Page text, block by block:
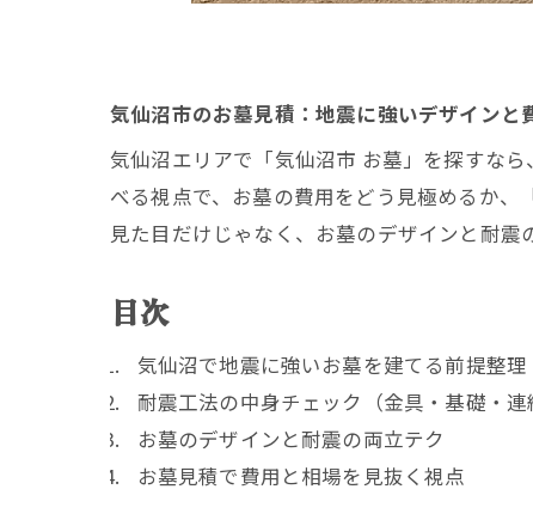
気仙沼市のお墓見積：地震に強いデザインと
気仙沼エリアで「気仙沼市 お墓」を探すな
べる視点で、お墓の費用をどう見極めるか、
見た目だけじゃなく、お墓のデザインと耐震
目次
気仙沼で地震に強いお墓を建てる前提整理
耐震工法の中身チェック（金具・基礎・連
お墓のデザインと耐震の両立テク
お墓見積で費用と相場を見抜く視点